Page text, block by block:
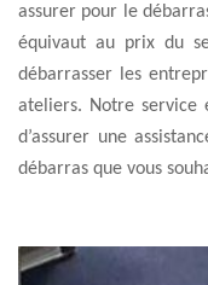
assurer pour le
équivaut au prix du
débarrasser les
ateliers. Notre service
d’assurer une
débarras que vous